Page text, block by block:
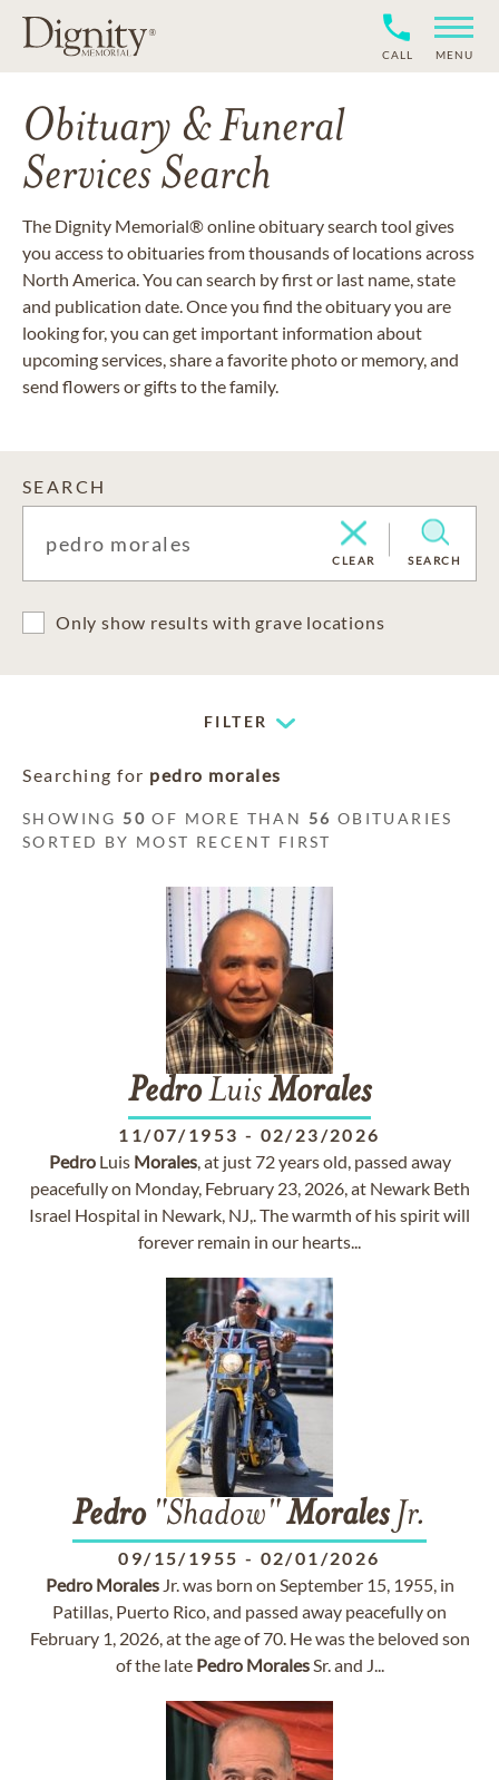
CALL MENU
Obituary & Funeral
Services Search
The Dignity Memorial® online obituary search tool gives
you access to obituaries from thousands of locations across
North America. You can search by first or last name, state
and publication date. Once you find the obituary you are
looking for, you can get important information about
upcoming services, share a favorite photo or memory, and
send flowers or gifts to the family.
SEARCH
CLEAR SEARCH
Only show results with grave locations
FILTER
Searching for pedro morales
SHOWING 50 OF MORE THAN 56 OBITUARIES
SORTED BY MOST RECENT FIRST
PedroLuisMorales
11/07/1953 - 02/23/2026
PedroLuis Morales, at just 72 years old, passed away
peacefully on Monday, February 23, 2026, at Newark Beth
Israel Hospital in Newark, NJ,. The warmth of his spirit will
forever remain in our hearts...
Pedro"Shadow"MoralesJr.
09/15/1955 - 02/01/2026
Pedro MoralesJr. was born on September 15, 1955, in
Patillas, Puerto Rico, and passed away peacefully on
February 1, 2026, at the age of 70. He was the beloved son
of the late Pedro MoralesSr. and J...